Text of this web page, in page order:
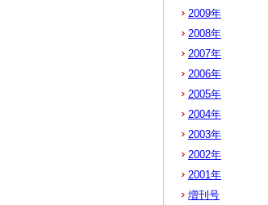
2009年
2008年
2007年
2006年
2005年
2004年
2003年
2002年
2001年
増刊号